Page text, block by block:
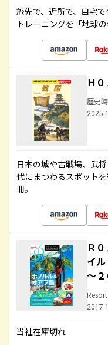
旅先で、近所で、自宅
トレーニングを「地球
Ｈ
歴史
日本の城や古戦場、武
代にまつわるスポット
冊。
Ｒ
イ
～２
当社在庫切れ